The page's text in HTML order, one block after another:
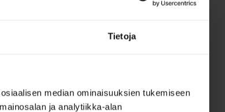
Tietoja
median ominaisuuksien tukemiseen
ja analytiikka-alan